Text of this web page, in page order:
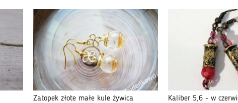
Zatopek złote małe kule żywica Kaliber 5,6 - w